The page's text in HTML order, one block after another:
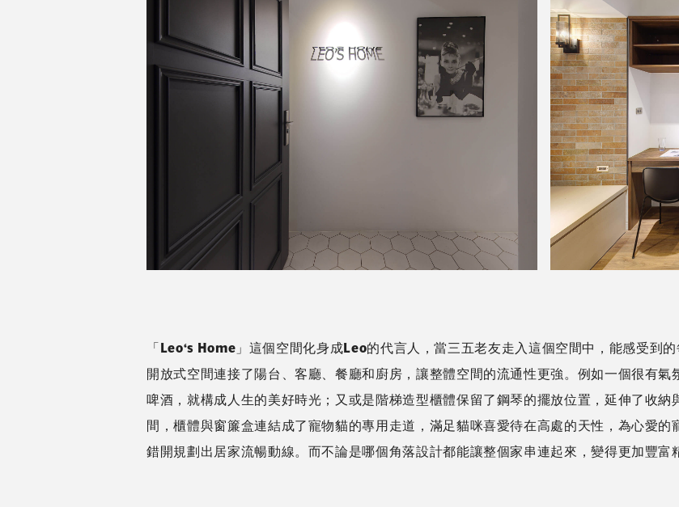
「Leo‘s Home」這個空間化身成Leo的代言人，當三五老友走入這個空間中，能感受到
開放式空間連接了陽台、客廳、餐廳和廚房，讓整體空間的流通性更強。例如一個很有
啤酒，就構成人生的美好時光；又或是階梯造型櫃體保留了鋼琴的擺放位置，延伸了收
間，櫃體與窗簾盒連結成了寵物貓的專用走道，滿足貓咪喜愛待在高處的天性，為心愛
錯開規劃出居家流暢動線。而不論是哪個角落設計都能讓整個家串連起來，變得更加豐富